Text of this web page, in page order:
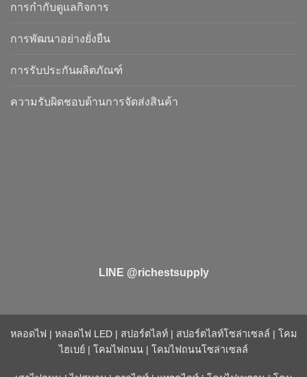
การกำกับดูแลกิจการ
การพัฒนาอย่างยั่งยืน
การรับประกันผลิตภัณฑ์
ความรับผิดชอบด้านการจัดส่งสินค้า
LINE @richestsupply
หลอดไฟ | หลอดไฟ LED | สปอร์ตไลท์ | สปอร์ตไลท์โซล่าเซลล์ | โคม
ไฮเบย์ | โคมไฟถนน | โคมไฟถนนโซล่าเซลล์